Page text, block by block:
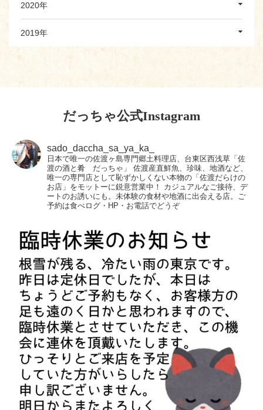
2020年
2019年
だっちゃ公式Instagram
sado_daccha_sa_ya_ka_
日本で唯一の佐渡ヶ島専門郷土料理店、台東区西浅草「佐
渡の酒と肴 だっちゃ」
佐渡産直鮮魚、珍味、地酒など、
唯一の専門店として恥ずかしくない本物の「佐渡だらけの
お店」をモットーに鋭意営業中！
カジュアルなご接待、デ
ートのお誘いにも。未体験の食材や地酒に出会える店。ご
予約は食べログ・HP・お電話でどうぞ